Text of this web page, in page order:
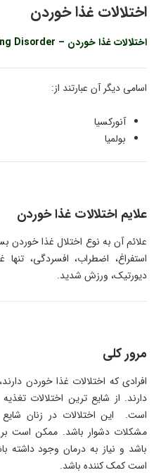
اختلالات غذا خوردن
اختلالات غذا خوردن – Eating Disorder
اسامی دیگر آن عبارتند از:
آنورکسیا
بولمیا
علایم اختلالات غذا خوردن
علائم آن به نوع اختلال غذا
استفراغ، اضطراب، افسردگی،
دیورتیک، ورزش شدید.
مرور کلی
افرادی که اختلالات غذا خوردن
دارند. از شایع ترین اختلالات تغذیه
است. این اختلالات در زنان
مشکلات دشوار باشد. ممکن است بر
باشد و نیاز به درمان وجود داشته
است کمک کننده باشد.